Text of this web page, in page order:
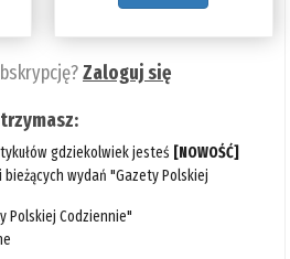
Zaloguj się
gdziekolwiek jesteś [NOWOŚĆ]
wydań "Gazety Polskiej
Polskiej Codziennie"